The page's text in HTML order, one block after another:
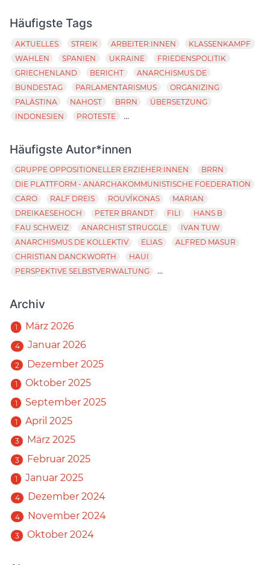
Häufigste Tags
AKTUELLES STREIK ARBEITER:INNEN
KLASSENKAMPF
WAHLEN
SPANIEN UKRAINE
FRIEDENSPOLITIK
GRIECHENLAND
BERICHT
ANARCHISMUS.DE
BUNDESTAG
PARLAMENTARISMUS
ORGANIZING
PALÄSTINA
NAHOST BRRN
ÜBERSETZUNG
INDONESIEN
PROTESTE ...
Häufigste Autor*innen
GRUPPE OPPOSITIONELLER ERZIEHER:INNEN
BRRN
DIE PLATTFORM - ANARCHAKOMMUNISTISCHE FOEDERATION
CARO
RALF DREIS ROUVÍKONAS
MARIAN
DREIKAESEHOCH
PETER BRANDT FILI
HANS B
FAU SCHWEIZ
ANARCHIST STRUGGLE
IVAN TUW
ANARCHISMUS.DE KOLLEKTIV
ELIAS
ALFRED MASUR
CHRISTIAN DANCKWORTH
HAUI
PERSPEKTIVE SELBSTVERWALTUNG
...
Archiv
1 März 2026
4 Januar 2026
2 Dezember 2025
1 Oktober 2025
1 September 2025
1 April 2025
3 März 2025
3 Februar 2025
1 Januar 2025
4 Dezember 2024
4 November 2024
3 Oktober 2024